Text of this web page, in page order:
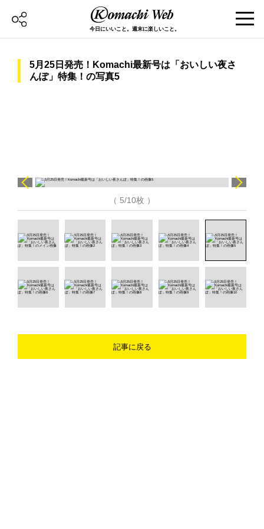
今日にいいこと。週末に楽しいこと。
5月25日発売！Komachi最新号は「おいしい夜さ
んぽ」特集！の写真5
（ 5/10枚 ）
記事に戻る